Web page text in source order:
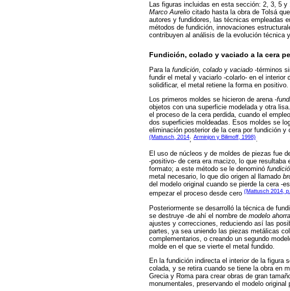
Las figuras incluidas en esta sección: 2, 3, 5
Marco Aurelio citado hasta la obra de Tolsá
autores y fundidores, las técnicas empleadas
métodos de fundición, innovaciones
contribuyen al análisis de la evolución técnica
Fundición, colado y vaciado a la cera
Para la fundición colado y vaciado -términos
fundir el metal y vaciarlo -colarlo- en el interior
solidificar, el metal retiene la forma en positivo.
Los primeros moldes se hicieron de arena -
objetos con una superficie modelada y otra
el proceso de la cera perdida, cuando el
dos superficies moldeadas. Esos moldes se
eliminación posterior de la cera por fundición
(Mattusch, 2014; Arminjon y Bilimoff, 1998).
El uso de núcleos y de moldes de piezas fue
-positivo- de cera era macizo, lo que
formato; a este método se le denominó
metal necesario, lo que dio origen al llamado
del modelo original cuando se pierde la cera -
empezar el proceso desde cero (Mattusch 2014, p.
Posteriormente se desarrolló la técnica de
se destruye -de ahí el nombre de modelo
ajustes y correcciones, reduciendo así las
partes, ya sea uniendo las piezas metálicas
complementarios, o creando un segundo
molde en el que se vierte el metal fundido.
En la fundición indirecta el interior de la figura
colada, y se retira cuando se tiene la obra en
Grecia y Roma para crear obras de gran
monumentales, preservando el modelo